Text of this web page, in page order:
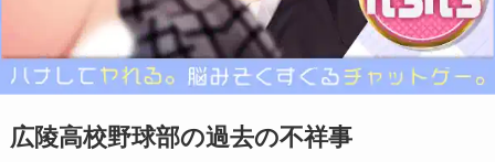
広陵高校野球部の過去の不祥事